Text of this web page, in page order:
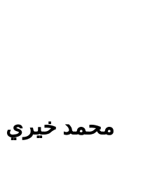
محمد خيري